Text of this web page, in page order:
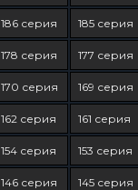
186 серия 185 серия
178 серия 177 серия
170 серия 169 серия
162 серия 161 серия
154 серия 153 серия
146 серия 145 серия